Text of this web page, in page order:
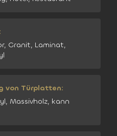
Granit, Laminat,
von Türplatten:
Massivholz, kann